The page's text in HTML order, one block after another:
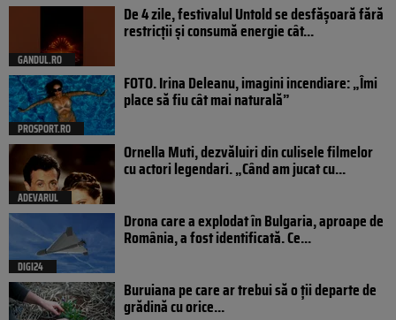
GANDUL.RO
De 4 zile, festivalul Untold se desfășoară fără
restricții și consumă energie cât...
PROSPORT.RO
FOTO. Irina Deleanu, imagini incendiare: „Îmi
place să fiu cât mai naturală”
ADEVARUL
Ornella Muti, dezvăluiri din culisele filmelor
cu actori legendari. „Când am jucat cu...
DIGI24
Drona care a explodat în Bulgaria, aproape de
România, a fost identificată. Ce...
Buruiana pe care ar trebui să o ții departe de
grădină cu orice...